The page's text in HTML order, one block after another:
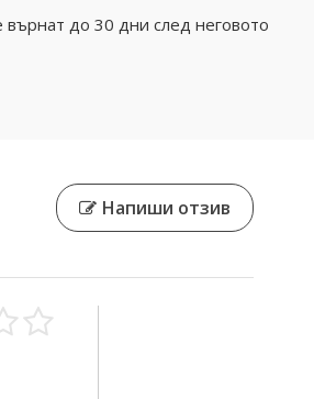
до 30 дни след неговото
Напиши отзив